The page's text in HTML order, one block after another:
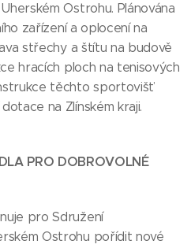
Ostrohu. Plánována
zařízení a oplocení na
střechy a štítu na budově
hracích ploch na tenisových
těchto sportovišť
na Zlínském kraji.
PRO DOBROVOLNÉ
pro Sdružení
Ostrohu pořídit nové